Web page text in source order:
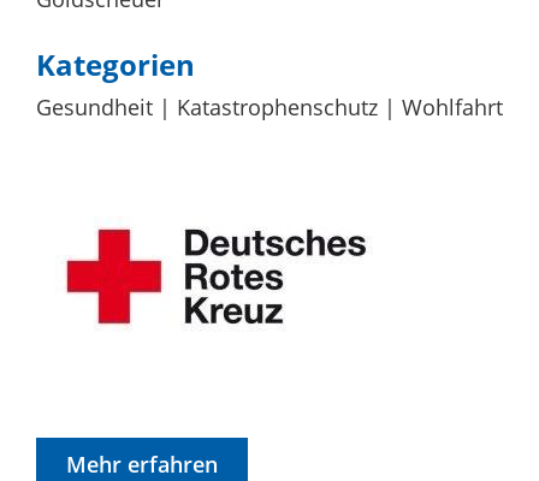
Kategorien
Gesundheit Katastrophenschutz Wohlfahrt
Mehr erfahren